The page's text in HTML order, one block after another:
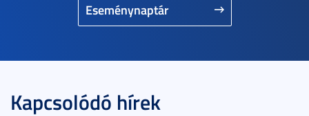
Eseménynaptár
Kapcsolódó hírek